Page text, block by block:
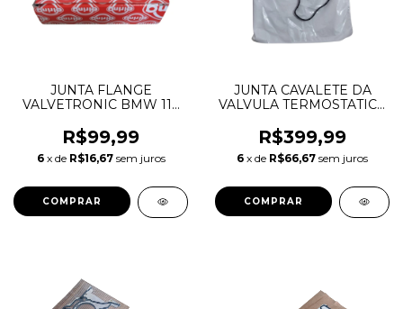
JUNTA FLANGE
VALVETRONIC BMW 116
320 X1 X3 X4 X5 X6 Z4 N20
N46 N54 N55 11377502022
R$99,99
6 x de R$16,67 sem juros
JUNTA CAVALETE DA
VALVULA TERMOSTATICA
DURANGO WRANGLER
3.6 V6 PENTASTAR
05184454AD 05184454AE
R$399,99
6 x de R$66,67 sem juros